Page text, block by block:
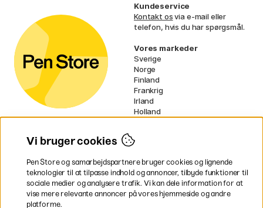
Kundeservice
Kontakt osvia e-mail eller
telefon, hvis du har spørgsmål.
Vores markeder
Sverige
Norge
Finland
Frankrig
Irland
Holland
EU
* Specifikkefragtvilkår gælder for
voluminøse varer.
Vi bruger cookies
Pen Store og samarbejdspartnere bruger cookies og lignende
teknologier til at tilpasse indhold og annoncer, tilbyde funktioner til
sociale medier og analysere trafik. Vi kan dele information for at
vise mere relevante annoncer på vores hjemmeside og andre
platforme.